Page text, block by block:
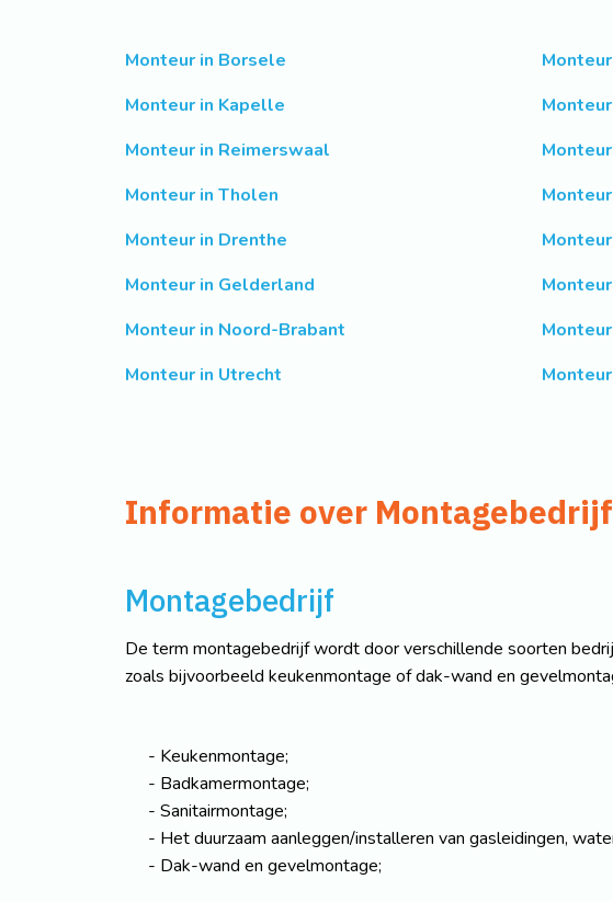
Monteur in Borsele
Monteur in Kapelle
Monteur in Reimerswaal
Monteur in Tholen
Monteur in Drenthe
Monteur in Gelderland
Monteur in Noord-Brabant
Monteur in Utrecht
Informatie over Montagebedrijf
Montagebedrijf
De term montagebedrijf wordt door verschillende soorten
zoals bijvoorbeeld keukenmontage of dak-wand en
Keukenmontage;
Badkamermontage;
Sanitairmontage;
Het duurzaam aanleggen/installeren van gasleidingen,
Dak-wand en gevelmontage;